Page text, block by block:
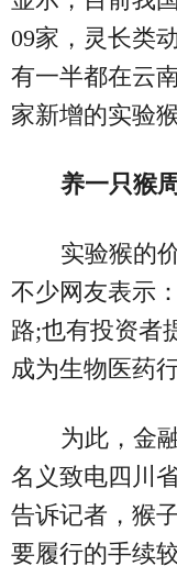
09家，灵长类
有一半都在云
家新增的实验
养一只猴
实验猴的
不少网友表示
路;也有投资者
成为生物医药
为此，金
名义致电四川
告诉记者，猴
要履行的手续